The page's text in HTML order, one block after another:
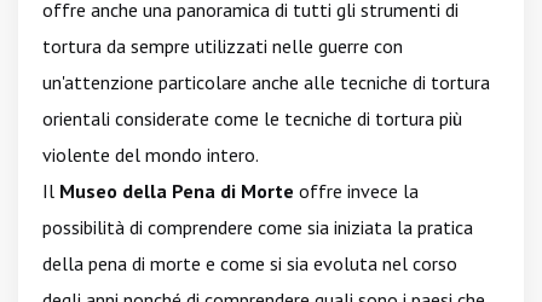
offre anche una panoramica di tutti gli strumenti di
tortura da sempre utilizzati nelle guerre con
un'attenzione particolare anche alle tecniche di tortura
orientali considerate come le tecniche di tortura più
violente del mondo intero.
Il Museo della Pena di Morte offre invece la
possibilità di comprendere come sia iniziata la pratica
della pena di morte e come si sia evoluta nel corso